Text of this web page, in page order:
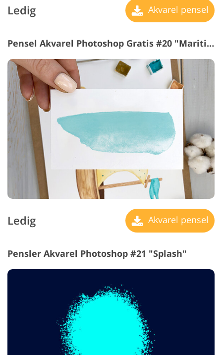
Ledig Akvarel pensel
Pensel Akvarel Photoshop Gratis #20 "Maritime"
Ledig Akvarel pensel
Pensler Akvarel Photoshop #21 "Splash"